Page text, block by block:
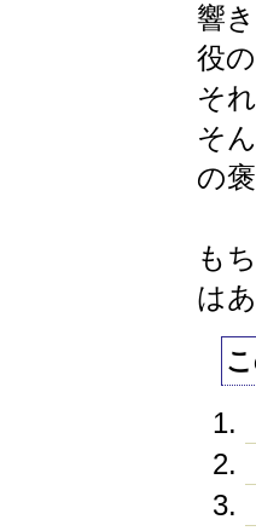
響
役
そ
そ
の
も
は